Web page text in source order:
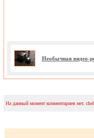
Необычная видео-
На данный момент комментариев нет.